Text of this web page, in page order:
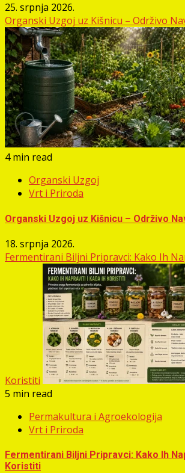
25. srpnja 2026.
Organski Uzgoj uz Kišnicu – Održivo
4 min read
Organski Uzgoj
Vrt i Priroda
Organski Uzgoj uz Kišnicu – Održivo
18. srpnja 2026.
Fermentirani Biljni Pripravci: Kako Ih
Koristiti
5 min read
Permakultura i Agroekologija
Vrt i Priroda
Fermentirani Biljni Pripravci: Kako Ih
Koristiti